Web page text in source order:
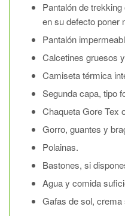
Pantalón de
en su defecto poner
Pantalón
Calcetines gruesos
Camiseta térmica
Segunda capa, tipo
Chaqueta Gore Tex
Gorro, guantes y
Polainas.
Bastones, si
Agua y comida
Gafas de sol, crema